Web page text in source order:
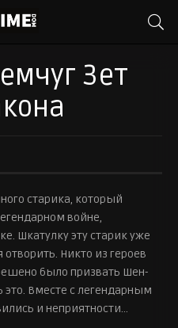
Зет
старика, который
войне,
Шкатулку эту старик уже
Никто из героев
было призвать Шен-
это. Вместе с легендарным
и неприятности…